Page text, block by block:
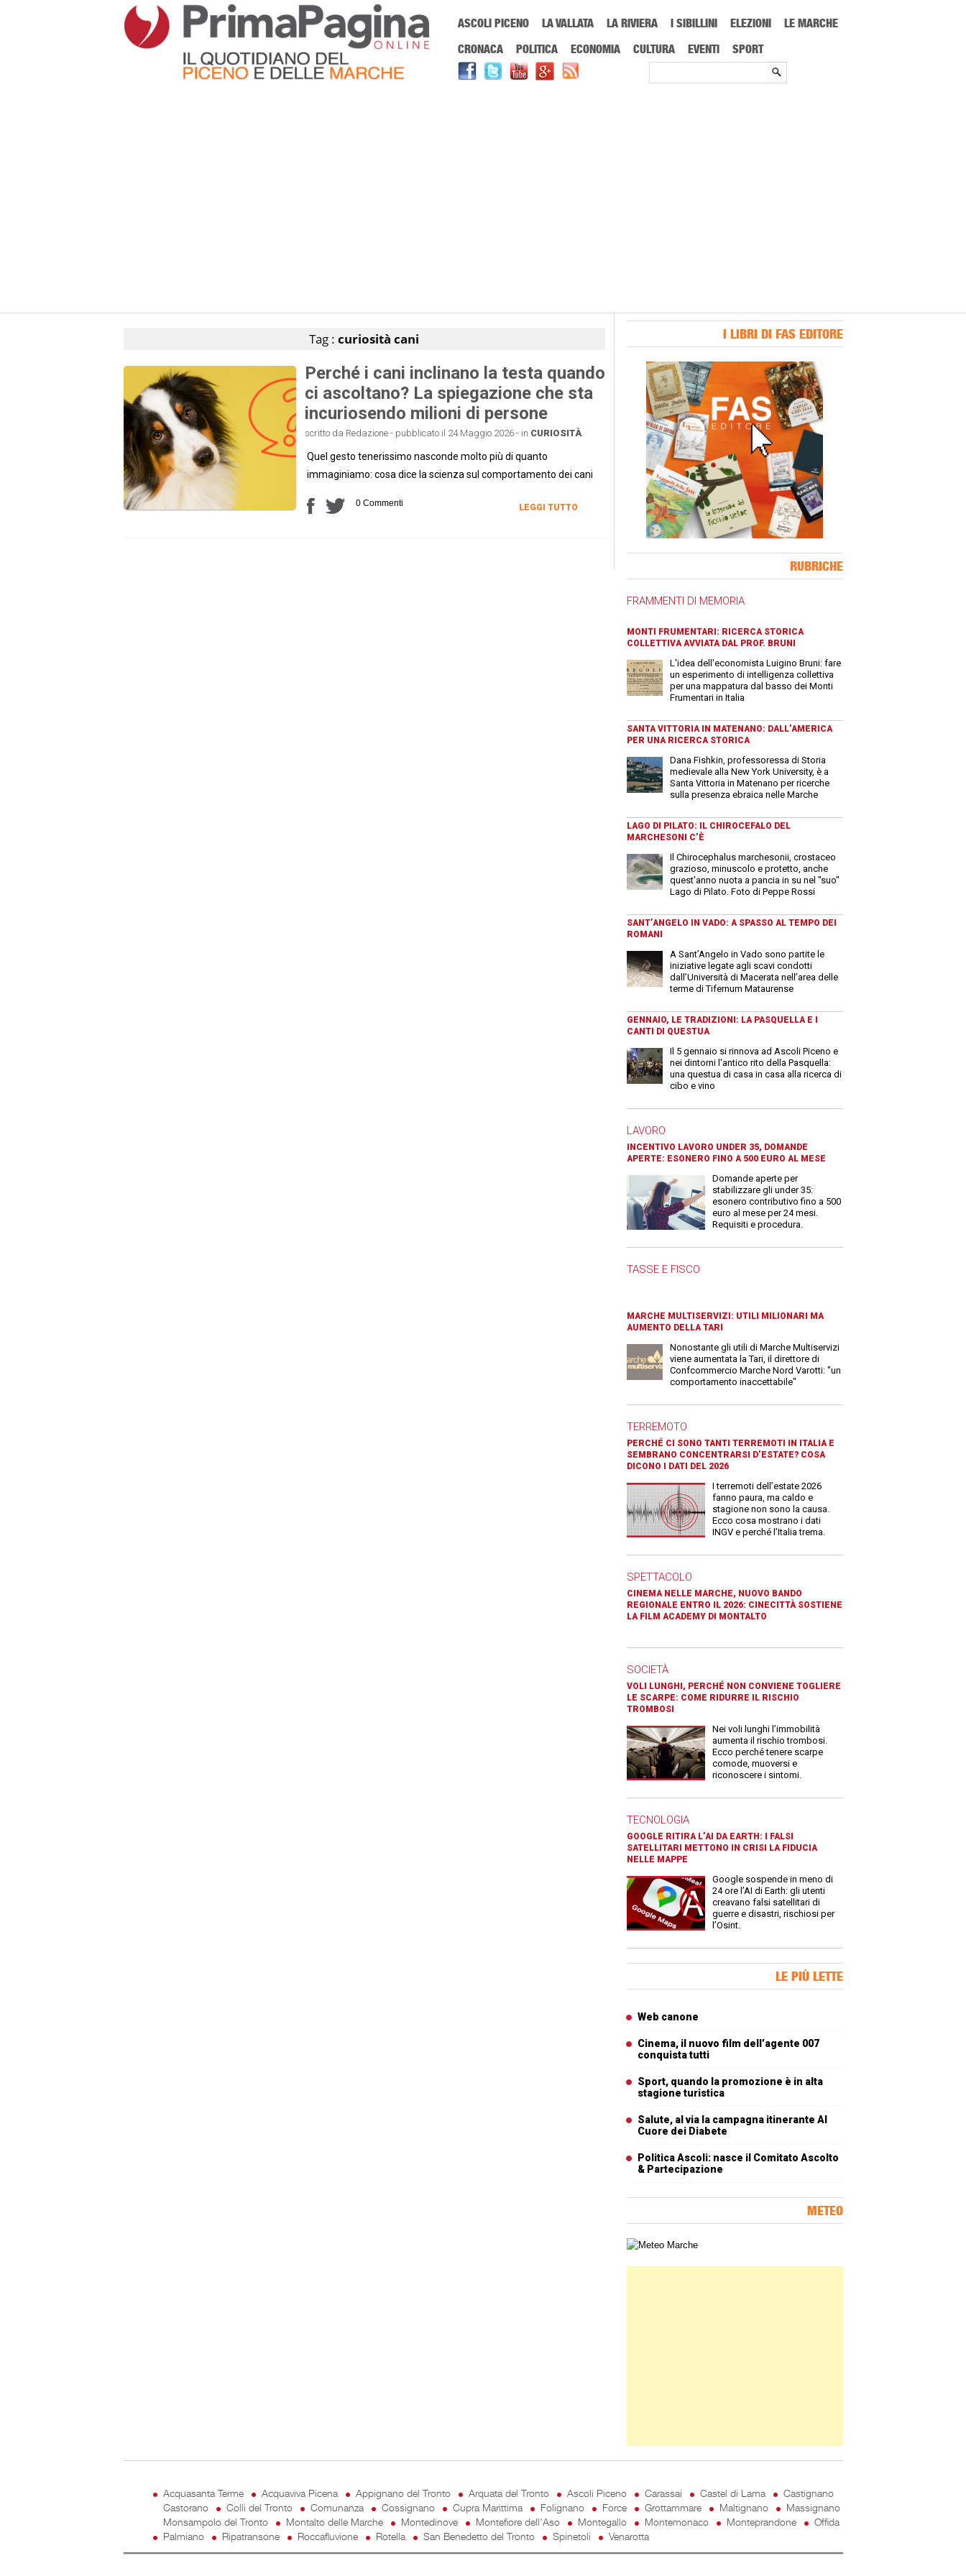
ASCOLI PICENO LA VALLATA LA RIVIERA I SIBILLINI ELEZIONI
LE MARCHE
CRONACA
POLITICA ECONOMIA CULTURA EVENTI SPORT
Tag : curiosità cani
Perché i cani inclinano la testa quando
ci ascoltano? La spiegazione che sta
incuriosendo milioni di persone
scritto da Redazione - pubblicato il 24 Maggio 2026 - in CURIOSITÀ
Quel gesto tenerissimo nasconde molto più di quanto
immaginiamo: cosa dice la scienza sul comportamento dei cani
0 Commenti LEGGI TUTTO
I LIBRI DI FAS EDITORE
RUBRICHE
FRAMMENTI DI MEMORIA
MONTI FRUMENTARI: RICERCA STORICA
COLLETTIVA AVVIATA DAL PROF. BRUNI
L'idea dell'economista Luigino Bruni: fare
un esperimento di intelligenza collettiva
per una mappatura dal basso dei Monti
Frumentari in Italia
SANTA VITTORIA IN MATENANO: DALL’AMERICA
PER UNA RICERCA STORICA
Dana Fishkin, professoressa di Storia
medievale alla New York University, è a
Santa Vittoria in Matenano per ricerche
sulla presenza ebraica nelle Marche
LAGO DI PILATO: IL CHIROCEFALO DEL
MARCHESONI C’È
Il Chirocephalus marchesonii, crostaceo
grazioso, minuscolo e protetto, anche
quest'anno nuota a pancia in su nel "suo"
Lago di Pilato. Foto di Peppe Rossi
SANT’ANGELO IN VADO: A SPASSO AL TEMPO DEI
ROMANI
A Sant’Angelo in Vado sono partite le
iniziative legate agli scavi condotti
dall’Università di Macerata nell’area delle
terme di Tifernum Mataurense
GENNAIO, LE TRADIZIONI: LA PASQUELLA E I
CANTI DI QUESTUA
Il 5 gennaio si rinnova ad Ascoli Piceno e
nei dintorni l'antico rito della Pasquella:
una questua di casa in casa alla ricerca di
cibo e vino
LAVORO
INCENTIVO LAVORO UNDER 35, DOMANDE
APERTE: ESONERO FINO A 500 EURO AL MESE
Domande aperte per
stabilizzare gli under 35:
esonero contributivo fino a 500
euro al mese per 24 mesi.
Requisiti e procedura.
TASSE E FISCO
MARCHE MULTISERVIZI: UTILI MILIONARI MA
AUMENTO DELLA TARI
Nonostante gli utili di Marche Multiservizi
viene aumentata la Tari, il direttore di
Confcommercio Marche Nord Varotti: "un
comportamento inaccettabile"
TERREMOTO
PERCHÉ CI SONO TANTI TERREMOTI IN ITALIA E
SEMBRANO CONCENTRARSI D’ESTATE? COSA
DICONO I DATI DEL 2026
I terremoti dell’estate 2026
fanno paura, ma caldo e
stagione non sono la causa.
Ecco cosa mostrano i dati
INGV e perché l’Italia trema.
SPETTACOLO
CINEMA NELLE MARCHE, NUOVO BANDO
REGIONALE ENTRO IL 2026: CINECITTÀ SOSTIENE
LA FILM ACADEMY DI MONTALTO
SOCIETÀ
VOLI LUNGHI, PERCHÉ NON CONVIENE TOGLIERE
LE SCARPE: COME RIDURRE IL RISCHIO
TROMBOSI
Nei voli lunghi l’immobilità
aumenta il rischio trombosi.
Ecco perché tenere scarpe
comode, muoversi e
riconoscere i sintomi.
TECNOLOGIA
GOOGLE RITIRA L’AI DA EARTH: I FALSI
SATELLITARI METTONO IN CRISI LA FIDUCIA
NELLE MAPPE
Google sospende in meno di
24 ore l’AI di Earth: gli utenti
creavano falsi satellitari di
guerre e disastri, rischiosi per
l’Osint.
LE PIÙ LETTE
Web canone
Cinema, il nuovo film dell’agente 007
conquista tutti
Sport, quando la promozione è in alta
stagione turistica
Salute, al via la campagna itinerante Al
Cuore dei Diabete
Politica Ascoli: nasce il Comitato Ascolto
& Partecipazione
METEO
Carta meteorologica delle Marche
Acquasanta Terme Acquaviva Picena Appignano del Tronto Arquata del Tronto Ascoli Piceno Carassai Castel di Lama
Castignano
Castorano
Colli del Tronto Comunanza Cossignano Cupra Marittima Folignano Force Grottammare Maltignano
Massignano
Monsampolo del Tronto
Montalto delle Marche Montedinove Montefiore dell'Aso Montegallo Montemonaco Monteprandone
Offida
Palmiano
Ripatransone Roccafluvione Rotella San Benedetto del Tronto Spinetoli Venarotta